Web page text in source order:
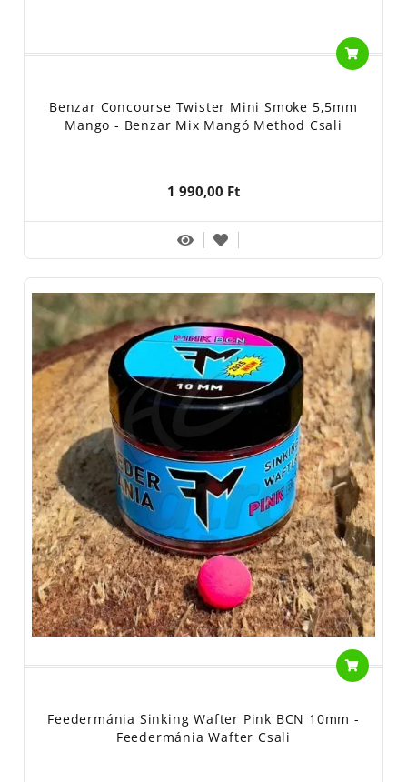
Benzar Concourse Twister Mini Smoke 5,5mm
Mango - Benzar Mix Mangó Method Csali
1 990,00 Ft
Feedermánia Sinking Wafter Pink BCN 10mm -
Feedermánia Wafter Csali